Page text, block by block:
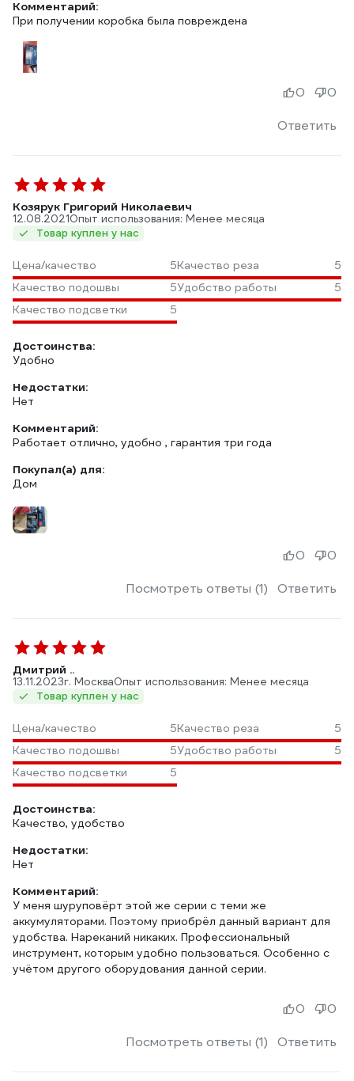
Комментарий:
При получении коробка была повреждена
Ответить
0 0
Козярук Григорий Николаевич
12.08.2021Опыт использования: Менее месяца
Товар куплен у нас
Цена/качество 5Качество реза
5
Качество подошвы
5Удобство работы
5
Качество подсветки
5
Достоинства:
Удобно
Недостатки:
Нет
Комментарий:
Работает отлично, удобно , гарантия три года
Покупал(а) для:
Дом
Посмотреть ответы (1) Ответить
0 0
Дмитрий ..
13.11.2023г. МоскваОпыт использования: Менее месяца
Товар куплен у нас
Цена/качество 5Качество реза
5
Качество подошвы
5Удобство работы
5
Качество подсветки
5
Достоинства:
Качество, удобство
Недостатки:
Нет
Комментарий:
У меня шуруповёрт этой же серии с теми же
аккумуляторами. Поэтому приобрёл данный вариант для
удобства. Нареканий никаких. Профессиональный
инструмент, которым удобно пользоваться. Особенно с
учётом другого оборудования данной серии.
Посмотреть ответы (1) Ответить
0 0